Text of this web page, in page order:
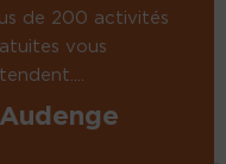
de 200 activités
vous